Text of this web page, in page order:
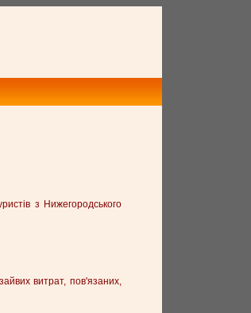
з Нижегородського
витрат, пов'язаних,